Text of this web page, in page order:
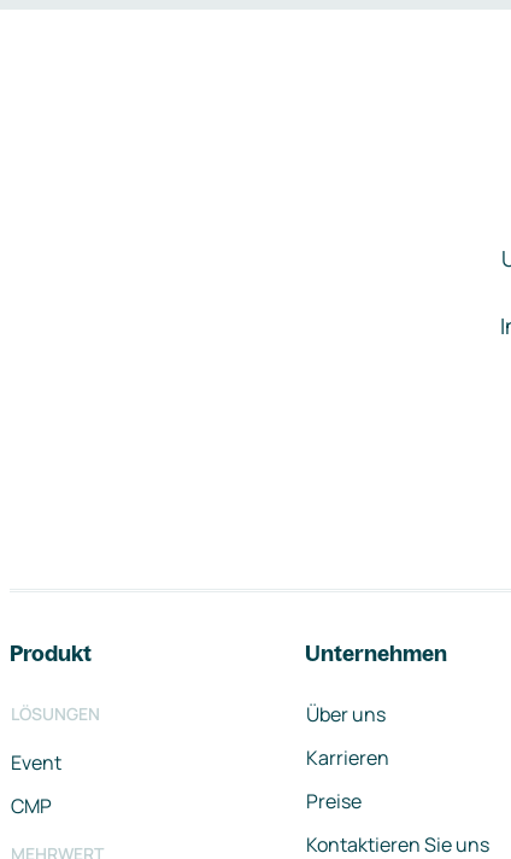
Produkt
LÖSUNGEN
Event
CMP
MEHRWERT
Unternehmen
Über uns
Karrieren
Preise
Kontaktieren Sie uns